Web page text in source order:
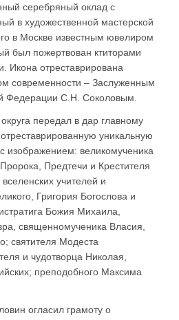
серебряный оклад с
в художественной мастерской
в Москве известным ювелиром
был пожертвован ктиторами
Икона отреставрирована
современности – Заслуженным
Федерации С.Н. Соколовым.
передал в дар главному
уникальную
изображением: великомученика
Предтечи и Крестителя
учителей и
Григория Богослова и
Божия Михаила,
священномученика Власия,
святителя Модеста
и чудотворца Николая,
преподобного Максима
огласил грамоту о